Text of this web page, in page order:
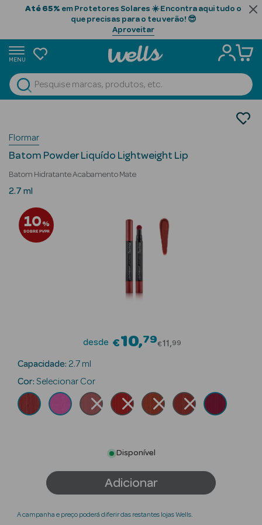
Até 65% em Protetores Solares ☀️ Encontra aqui tudo o
que precisas para o teu verão! 😎
Aproveitar
MENU
Ver Tudo
Beauty Season
Cabelo
Beauty Season
Beauty Season
Cosmética
Beauty Season
Beauty Season
Maquilhagem
Luxo
Beauty Season
Perfumes
Beauty Season
Batom
Flormar
Batom Powder Liquído Lightweight Lip
Batom Hidratante Acabamento Mate
2.7 ml
10%
SOBRE PVPR
desde €10 79Price reduced
€11 99
Capacidade: 2.7 ml
Cor: Selecionar Cor
Disponível
Adicionar
A campanha e preço poderá diferir das restantes lojas Wells.